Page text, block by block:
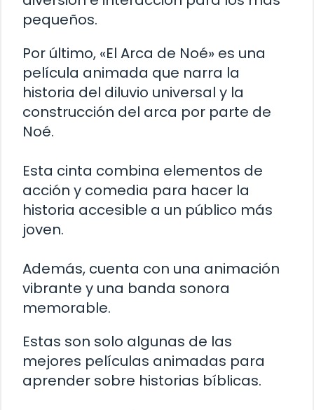
pequeños.
Por último, «El Arca de Noé» es una
película animada que narra la
historia del diluvio universal y la
construcción del arca por parte de
Noé.
Esta cinta combina elementos de
acción y comedia para hacer la
historia accesible a un público más
joven.
Además, cuenta con una animación
vibrante y una banda sonora
memorable.
Estas son solo algunas de las
mejores películas animadas para
aprender sobre historias bíblicas.